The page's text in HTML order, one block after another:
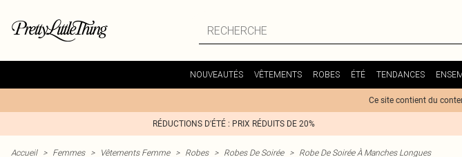
NOUVEAUTÉS VÊTEMENTS ROBES ÉTÉ TENDANCES
Ce site contient du
RÉDUCTIONS D'ÉTÉ : PRIX RÉDUITS DE 20%
Accueil > Femmes > Vêtements Femme > Robes > Robes De Soirée > Robe De Soirée À Manches Longues